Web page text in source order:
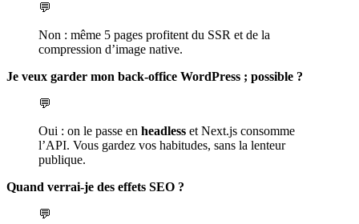
💬
Non : même 5 pages profitent du SSR et de la
compression d’image native.
Je veux garder mon back-office WordPress ; possible ?
💬
Oui : on le passe en headless et Next.js consomme
l’API. Vous gardez vos habitudes, sans la lenteur
publique.
Quand verrai-je des effets SEO ?
💬